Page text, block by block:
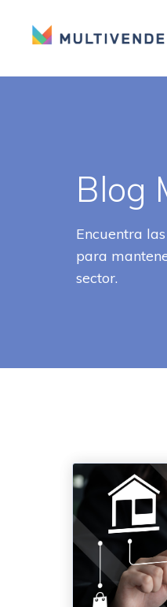
Blog
Encuentra
para
sector.